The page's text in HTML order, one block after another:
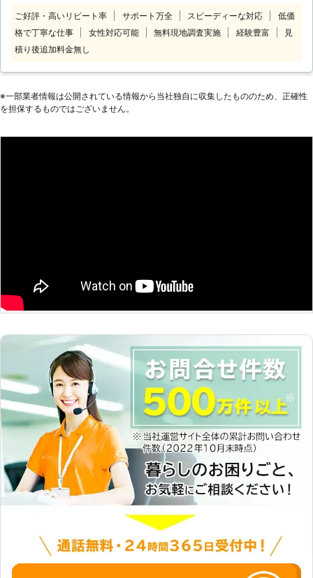
駐車場の雪かき、除雪から屋根の雪下
ろしまで承っています。多様に対応で
保だけお願い」といったご要望も承り
ます。 排雪もおこなっているため、
ックへの詰め込み、融雪機を使ってそ
ご好評・高いリピート率 サポート万全 スピーディーな対応
低価
格で丁寧な仕事
女性対応可能 無料現地調査実施 経験豊富
見
積り後追加料金無し
※⼀部業者情報は公開されている情報から当社独⾃に収集したもののため、正確性
を担保するものではございません。